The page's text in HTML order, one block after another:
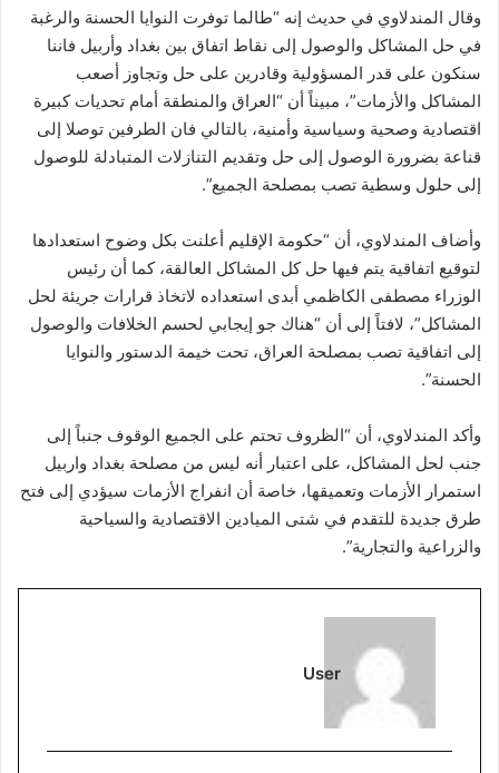
وقال المندلاوي في حديث إنه “طالما توفرت النوايا الحسنة والرغبة
في حل المشاكل والوصول إلى نقاط اتفاق بين بغداد وأربيل فاننا
سنكون على قدر المسؤولية وقادرين على حل وتجاوز أصعب
المشاكل والأزمات”، مبيناً أن “العراق والمنطقة أمام تحديات كبيرة
اقتصادية وصحية وسياسية وأمنية، بالتالي فان الطرفين توصلا إلى
قناعة بضرورة الوصول إلى حل وتقديم التنازلات المتبادلة للوصول
إلى حلول وسطية تصب بمصلحة الجميع”.
وأضاف المندلاوي، أن “حكومة الإقليم أعلنت بكل وضوح استعدادها
لتوقيع اتفاقية يتم فيها حل كل المشاكل العالقة، كما أن رئيس
الوزراء مصطفى الكاظمي أبدى استعداده لاتخاذ قرارات جريئة لحل
المشاكل”، لافتاً إلى أن “هناك جو إيجابي لحسم الخلافات والوصول
إلى اتفاقية تصب بمصلحة العراق، تحت خيمة الدستور والنوايا
الحسنة”.
وأكد المندلاوي، أن “الظروف تحتم على الجميع الوقوف جنباً إلى
جنب لحل المشاكل، على اعتبار أنه ليس من مصلحة بغداد واربيل
استمرار الأزمات وتعميقها، خاصة أن انفراج الأزمات سيؤدي إلى فتح
طرق جديدة للتقدم في شتى الميادين الاقتصادية والسياحية
والزراعية والتجارية”.
User